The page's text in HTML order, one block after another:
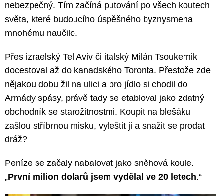
nebezpečný. Tím začíná putování po všech koutech
světa, které budoucího úspěšného byznysmena
mnohému naučilo.
Přes izraelský Tel Aviv či italský Milán Tsoukernik
docestoval až do kanadského Toronta. Přestože zde
nějakou dobu žil na ulici a pro jídlo si chodil do
Armády spásy, právě tady se etabloval jako zdatný
obchodník se starožitnostmi. Koupit na blešáku
zašlou stříbrnou misku, vyleštit ji a snažit se prodat
dráž?
Peníze se začaly nabalovat jako sněhová koule.
„První milion dolarů jsem vydělal ve 20 letech.“